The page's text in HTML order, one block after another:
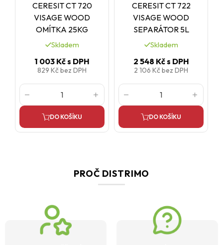
CERESIT CT 720
VISAGE WOOD
OMÍTKA 25KG
Skladem
1 003 Kčs DPH
829 Kčbez DPH
DO KOŠÍKU
CERESIT CT 722
VISAGE WOOD
SEPARÁTOR 5L
Skladem
2 548 Kčs DPH
2 106 Kčbez DPH
DO KOŠÍKU
PROČ DISTRIMO